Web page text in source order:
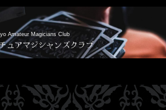
Amateur Magicians Club
ュアマジシャンズクラブ